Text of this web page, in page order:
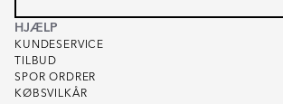
HJÆLP
KUNDESERVICE
TILBUD
SPOR ORDRER
KØBSVILKÅR